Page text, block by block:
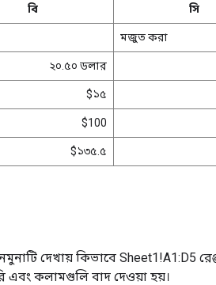
বি সি
মজুত করা
২০.৫০ ডলার
$১৫
$100
$১৩৫.৫
দেখায় কিভাবে Sheet1!A1:D5
এবং কলামগুলি বাদ দেওয়া হয়।